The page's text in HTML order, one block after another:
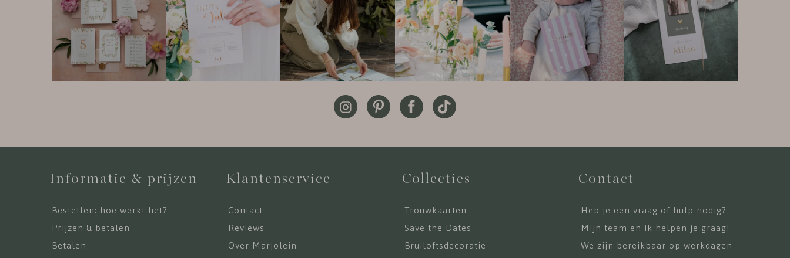
Informatie & prijzen
Bestellen: hoe werkt het?
Prijzen & betalen
Betalen
Klantenservice
Contact
Reviews
Over Marjolein
Collecties
Trouwkaarten
Save the Dates
Bruiloftsdecoratie
Contact
Heb je een vraag of hulp nodig?
Mijn team en ik helpen je graag!
We zijn bereikbaar op werkdagen